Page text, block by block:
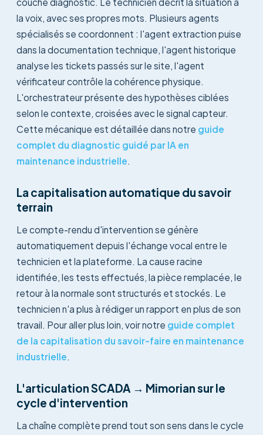
la voix, avec ses propres mots. Plusieurs agents
spécialisés se coordonnent : l'agent extraction puise
dans la documentation technique, l'agent historique
analyse les tickets passés sur le site, l'agent
vérificateur contrôle la cohérence physique.
L'orchestrateur présente des hypothèses ciblées
selon le contexte, croisées avec le signal capteur.
Cette mécanique est détaillée dans notre guide
complet du diagnostic guidé par IA en
maintenance industrielle.
La capitalisation automatique du savoir
terrain
Le compte-rendu d'intervention se génère
automatiquement depuis l'échange vocal entre le
technicien et la plateforme. La cause racine
identifiée, les tests effectués, la pièce remplacée, le
retour à la normale sont structurés et stockés. Le
technicien n'a plus à rédiger un rapport en plus de son
travail. Pour aller plus loin, voir notre guide complet
de la capitalisation du savoir-faire en maintenance
industrielle.
L'articulation SCADA → Mimorian sur le
cycle d'intervention
La chaîne complète prend tout son sens dans le cycle